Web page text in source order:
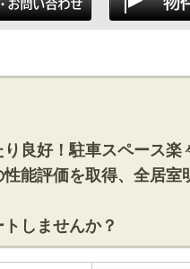
良好！駐車スペース楽
能評価を取得、全居
しませんか？